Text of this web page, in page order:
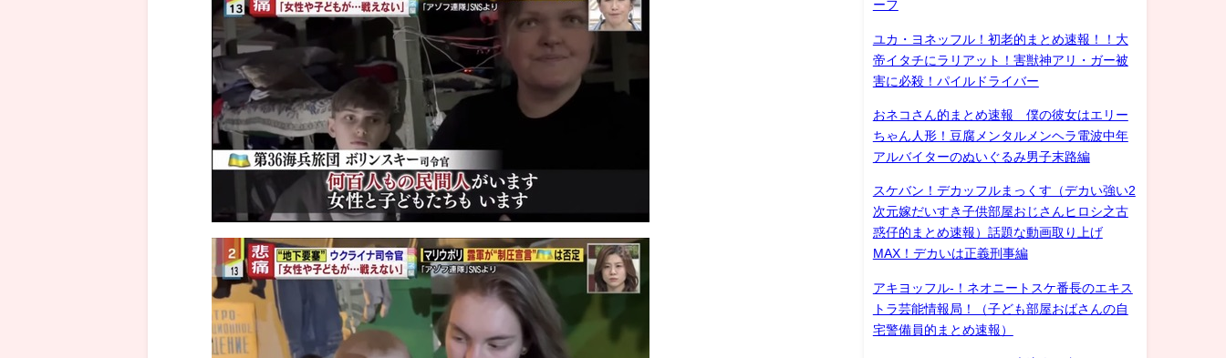
ーフ
ユカ・ヨネッフル！初老的まとめ速報！！大
帝イタチにラリアット！害獣神アリ・ガー被
害に必殺！パイルドライバー
おネコさん的まとめ速報 僕の彼女はエリー
ちゃん人形！豆腐メンタルメンヘラ電波中年
アルバイターのぬいぐるみ男子末路編
スケバン！デカッフルまっくす（デカい強い2
次元嫁だいすき子供部屋おじさんヒロシ之古
惑仔的まとめ速報）話題な動画取り上げ
MAX！デカいは正義刑事編
アキヨッフル-！ネオニートスケ番長のエキス
トラ芸能情報局！（子ども部屋おばさんの自
宅警備員的まとめ速報）